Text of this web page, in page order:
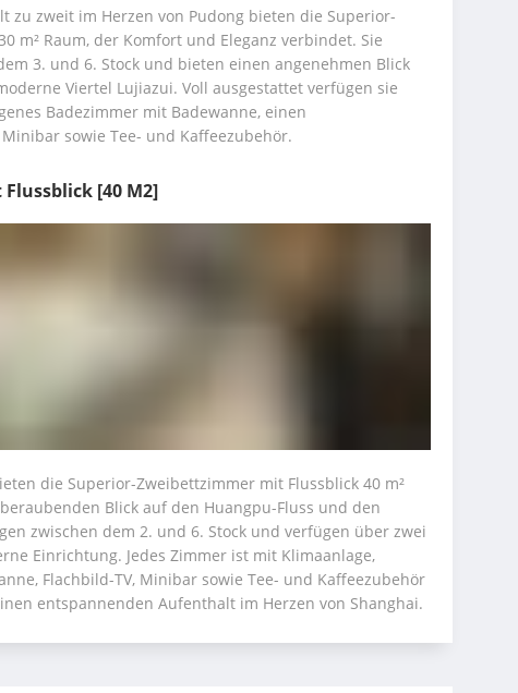
zu zweit im Herzen von Pudong bieten die Superior-
m² Raum, der Komfort und Eleganz verbindet. Sie
3. und 6. Stock und bieten einen angenehmen Blick
Viertel Lujiazui. Voll ausgestattet verfügen sie
Badezimmer mit Badewanne, einen
sowie Tee- und Kaffeezubehör.
[40 M2]
die Superior-Zweibettzimmer mit Flussblick 40 m²
Blick auf den Huangpu-Fluss und den
zwischen dem 2. und 6. Stock und verfügen über zwei
Einrichtung. Jedes Zimmer ist mit Klimaanlage,
Flachbild-TV, Minibar sowie Tee- und Kaffeezubehör
entspannenden Aufenthalt im Herzen von Shanghai.